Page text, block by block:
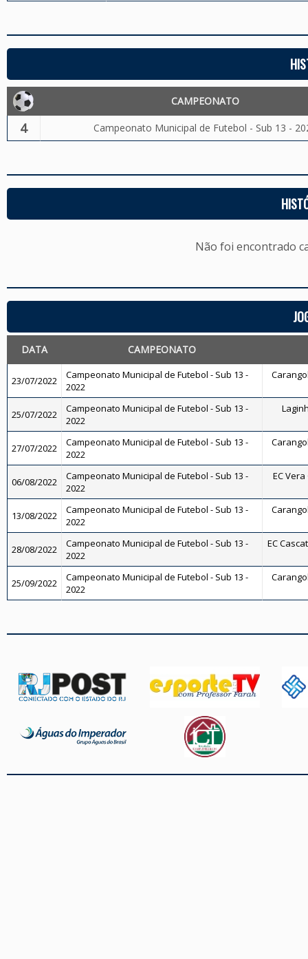
CAMPEONATO
4 Campeonato Municipal de Futebol - Sub 13 -
Não foi encontrado
DATA CAMPEONATO
23/07/2022
Campeonato Municipal de Futebol - Sub 13 -
2022
25/07/2022
Campeonato Municipal de Futebol - Sub 13 -
2022
27/07/2022
Campeonato Municipal de Futebol - Sub 13 -
2022
06/08/2022
Campeonato Municipal de Futebol - Sub 13 -
2022
EC
13/08/2022
Campeonato Municipal de Futebol - Sub 13 -
2022
28/08/2022
Campeonato Municipal de Futebol - Sub 13 -
2022
EC
25/09/2022
Campeonato Municipal de Futebol - Sub 13 -
2022